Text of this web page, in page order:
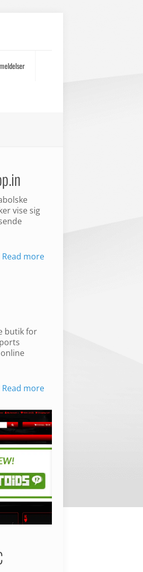
vise sig
Read more
butik for
Read more